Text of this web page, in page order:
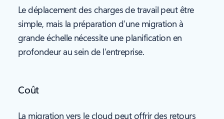
Le déplacement des charges de travail peut être
simple, mais la préparation d’une migration à
grande échelle nécessite une planification en
profondeur au sein de l’entreprise.
Coût
La migration vers le cloud peut offrir des retours